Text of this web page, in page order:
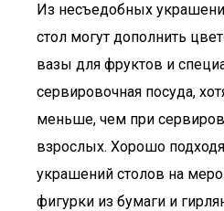
Из несъедобных
стол могут дополнить
вазы для фруктов и
сервировочная посуда,
меньше, чем при
взрослых. Хорошо
украшений столов на
фигурки из бумаги и